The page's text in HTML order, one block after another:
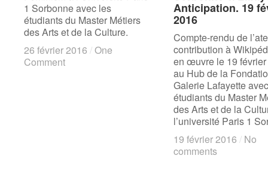
1 Sorbonne avec les
étudiants du Master Métiers
des Arts et de la Culture.
26 février 2016 /One
Comment
26 février 2016 /One
Comment
Anticipation. 19
2016
Compte-rendu de
contribution à
en œuvre le 19
au Hub de la
Galerie Lafayette
étudiants du Master
des Arts et de la
l’université Paris 1
19 février 2016 / No
comments
Anticipation. 19
2016
19 février 2016 / No
comments